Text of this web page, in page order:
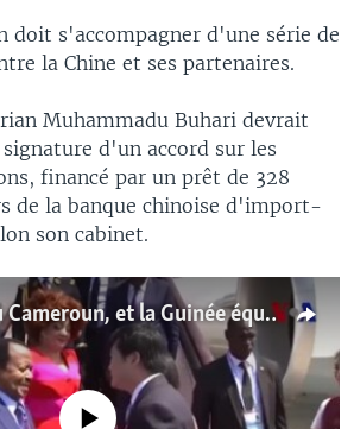
doit s'accompagner d'une série de
la Chine et ses partenaires.
Muhammadu Buhari devrait
d'un accord sur les
financé par un prêt de 328
de la banque chinoise d'import-
son cabinet.
Le président du Cameroun, et la Guinée équatoriale sont arrivés en chine (vidéo)
source currently available